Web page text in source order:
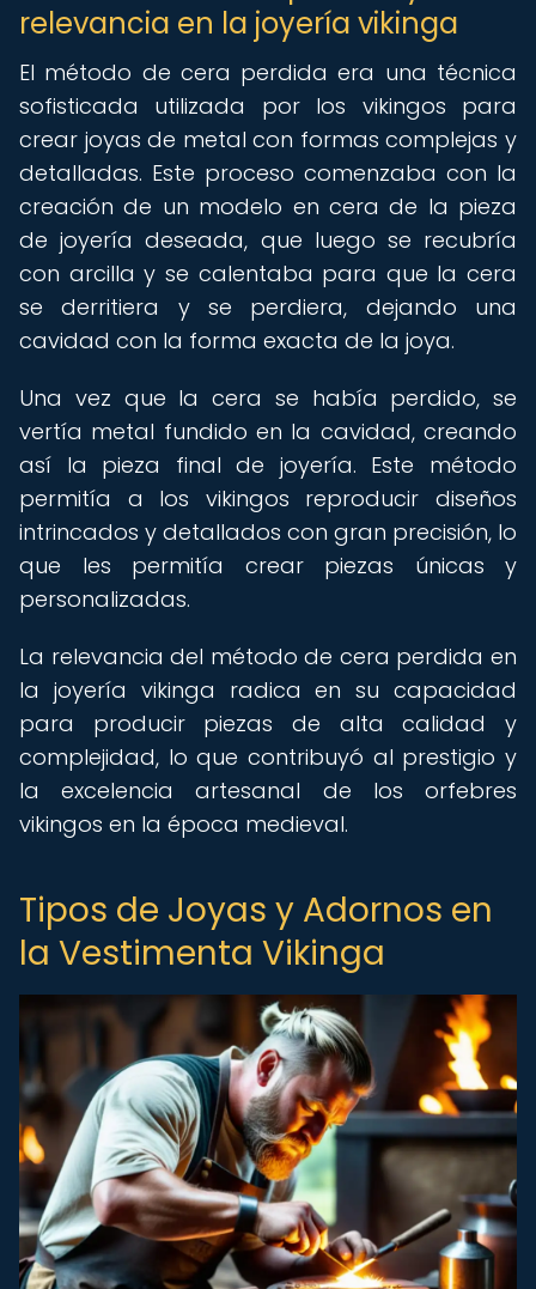
relevancia en la joyería vikinga
El método de cera perdida era una técnica
sofisticada utilizada por los vikingos para
crear joyas de metal con formas complejas y
detalladas. Este proceso comenzaba con la
creación de un modelo en cera de la pieza
de joyería deseada, que luego se recubría
con arcilla y se calentaba para que la cera
se derritiera y se perdiera, dejando una
cavidad con la forma exacta de la joya.
Una vez que la cera se había perdido, se
vertía metal fundido en la cavidad, creando
así la pieza final de joyería. Este método
permitía a los vikingos reproducir diseños
intrincados y detallados con gran precisión, lo
que les permitía crear piezas únicas y
personalizadas.
La relevancia del método de cera perdida en
la joyería vikinga radica en su capacidad
para producir piezas de alta calidad y
complejidad, lo que contribuyó al prestigio y
la excelencia artesanal de los orfebres
vikingos en la época medieval.
Tipos de Joyas y Adornos en
la Vestimenta Vikinga